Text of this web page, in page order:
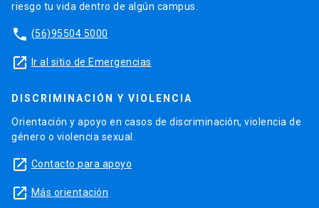
riesgo tu vida dentro de algún campus.
phone (56)95504 5000
launch Ir al sitio de Emergencias
DISCRIMINACIÓN Y VIOLENCIA
Orientación y apoyo en casos de discriminación, violencia de
género o violencia sexual.
launch Contacto para apoyo
launch Más orientación